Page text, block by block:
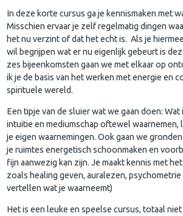
In deze korte cursus ga je kennismaken met
Misschien ervaar je zelf regelmatig dingen
het nu verzint of dat het echt is. Als je
wil begrijpen wat er nu eigenlijk gebeurt is
zes bijeenkomsten gaan we met elkaar op
ik je de basis van het werken met energie en
spirituele wereld.
Een tipje van de sluier wat we gaan doen:
intuitie en mediumschap oftewel
je eigen waarnemingen. Ook gaan we
je ruimtes energetisch schoonmaken en
fijn aanwezig kan zijn. Je maakt kennis met
zoals healing geven, auralezen, psychometrie
vertellen wat je waarneemt)
Het is een leuke en speelse cursus, totaal